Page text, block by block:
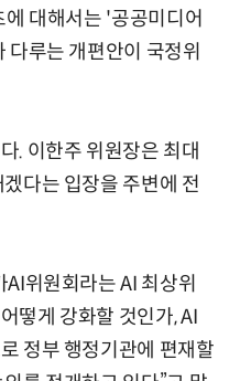
대해서는 '공공미디어
루는 개편안이 국정위
. 이한주 위원장은 최대
다는 입장을 주변에 전
위원회라는 AI 최상위
떻게 강화할 것인가, AI
정부 행정기관에 편재할